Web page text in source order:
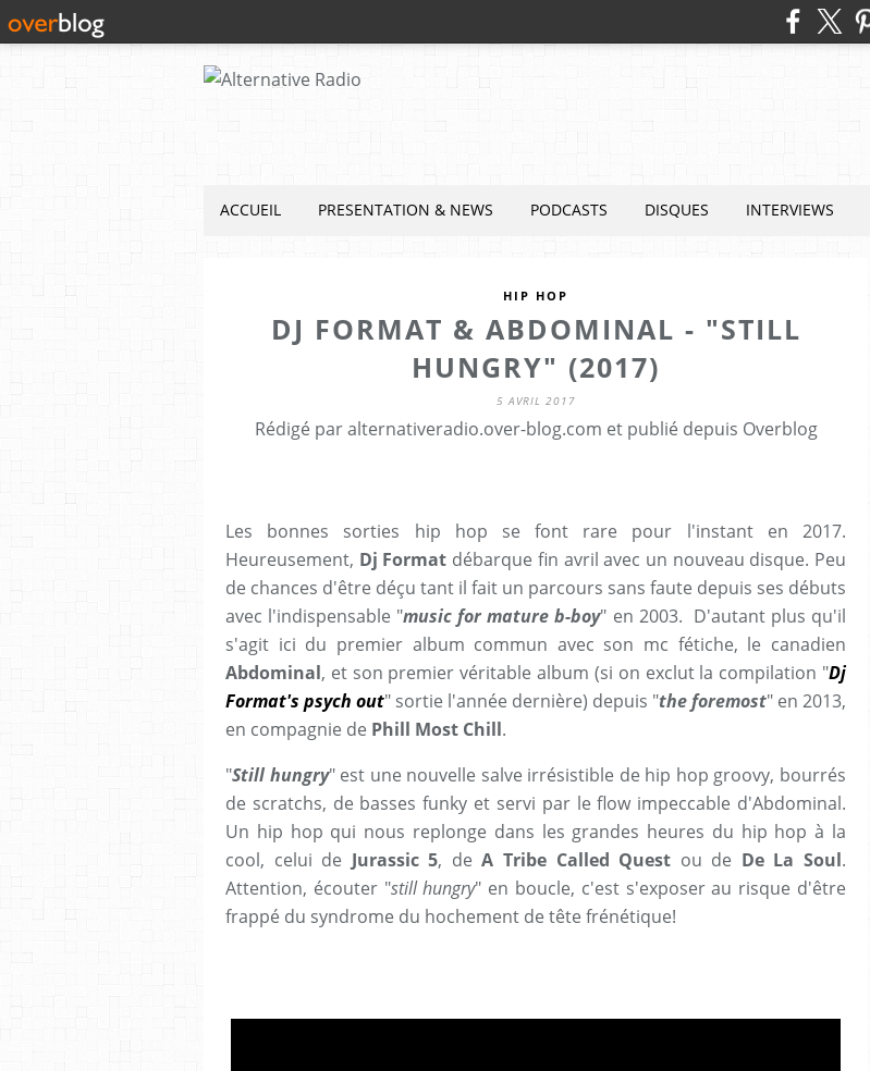
ACCUEIL PRESENTATION & NEWS PODCASTS DISQUES INTERVIEWS
HIP HOP
DJ FORMAT & ABDOMINAL - "STILL
HUNGRY" (2017)
5 AVRIL 2017
Rédigé par alternativeradio.over-blog.com et publié depuis Overblog
Les bonnes sorties hip hop se font rare pour l'instant en 2017.
Heureusement, Dj Format débarque fin avril avec un nouveau disque. Peu
de chances d'être déçu tant il fait un parcours sans faute depuis ses débuts
avec l'indispensable "music for mature b-boy" en 2003. D'autant plus qu'il
s'agit ici du premier album commun avec son mc fétiche, le canadien
Abdominal, et son premier véritable album (si on exclut la compilation "Dj
Format's psych out" sortie l'année dernière) depuis "the foremost" en 2013,
en compagnie de Phill Most Chill.
"Still hungry" est une nouvelle salve irrésistible de hip hop groovy, bourrés
de scratchs, de basses funky et servi par le flow impeccable d'Abdominal.
Un hip hop qui nous replonge dans les grandes heures du hip hop à la
cool, celui de Jurassic 5, deA Tribe Called Quest ou de De La Soul.
Attention, écouter "still hungry" en boucle, c'est s'exposer au risque d'être
frappé du syndrome du hochement de tête frénétique!